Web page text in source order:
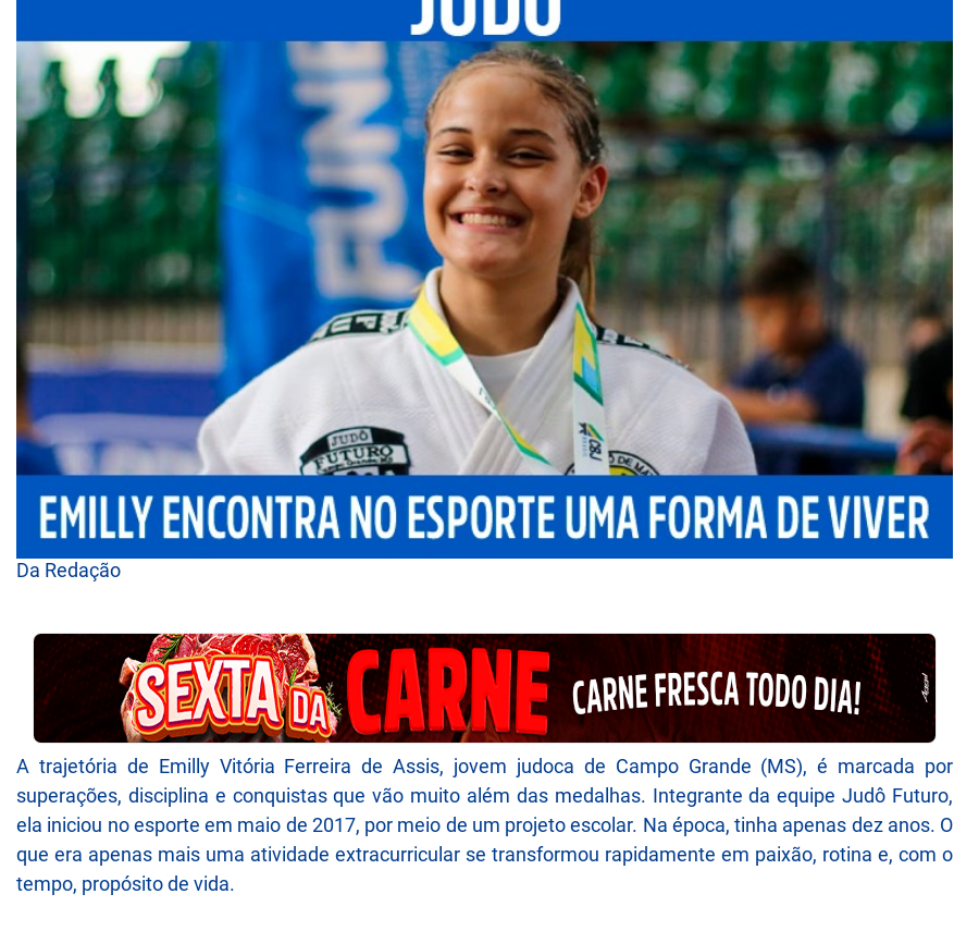
Da Redação
A trajetória de Emilly Vitória Ferreira de Assis, jovem judoca de Campo Grande (MS), é marcada por
superações, disciplina e conquistas que vão muito além das medalhas. Integrante da equipe Judô Futuro,
ela iniciou no esporte em maio de 2017, por meio de um projeto escolar. Na época, tinha apenas dez anos. O
que era apenas mais uma atividade extracurricular se transformou rapidamente em paixão, rotina e, com o
tempo, propósito de vida.